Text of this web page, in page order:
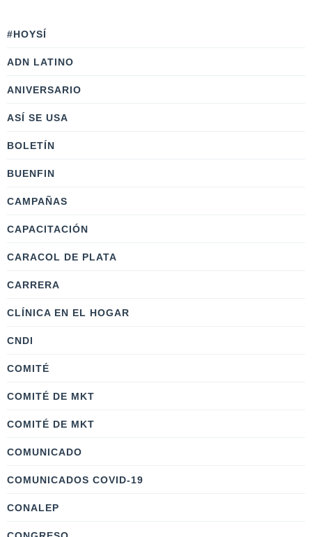
#HOYSÍ
ADN LATINO
ANIVERSARIO
ASÍ SE USA
BOLETÍN
BUENFIN
CAMPAÑAS
CAPACITACIÓN
CARACOL DE PLATA
CARRERA
CLÍNICA EN EL HOGAR
CNDI
COMITÉ
COMITÉ DE MKT
COMITÉ DE MKT
COMUNICADO
COMUNICADOS COVID-19
CONALEP